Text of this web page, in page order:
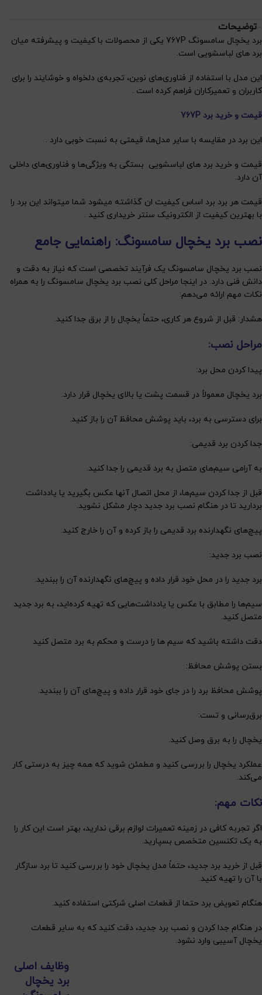
توضیحات
برد یخچال سامسونگ 767P یکی از محصولات با کیفیت و پیشرفته میان
برد های لباسشویی است.
این مدل با استفاده از فناوری‌های نوین، تجربه‌ی دلخواه و خوشایند را برای
کاربران و تعمیرکاران فراهم کرده است .
قیمت و خرید برد 767P
این برد در مقایسه با سایر مدل‌ها، قیمتی به نسبت خوبی دارد .
قیمت و خرید برد های لباسشویی بستگی به ویژگی‌ها و فناوری‌های داخلی
آن دارد.
قیمت هر برد برد اساس کیفیت ان گذاشته میشود شما میتواند این برد را
با بهترین کیفیت از الکترونیک سنتر خریداری کنید .
نصب برد یخچال سامسونگ: راهنمایی جامع
نصب برد یخچال سامسونگ یک فرآیند تخصصی است که نیاز به دقت و
دانش فنی دارد. در اینجا مراحل کلی نصب برد یخچال سامسونگ را به همراه
نکات مهم ارائه می‌دهم:
هشدار: قبل از شروع هر کاری، حتماً یخچال را از برق جدا کنید.
مراحل نصب:
پیدا کردن محل برد:
برد یخچال معمولاً در قسمت پشت یا بالای یخچال قرار دارد.
برای دسترسی به برد، باید پوشش محافظ آن را باز کنید.
جدا کردن برد قدیمی:
به آرامی سیم‌های متصل به برد قدیمی را جدا کنید.
قبل از جدا کردن سیم‌ها، از محل اتصال آنها عکس بگیرید یا یادداشت
بردارید تا در هنگام نصب برد جدید دچار مشکل نشوید.
پیچ‌های نگهدارنده برد قدیمی را باز کرده و آن را خارج کنید.
نصب برد جدید:
برد جدید را در محل خود قرار داده و پیچ‌های نگهدارنده آن را ببندید.
سیم‌ها را مطابق با عکس یا یادداشت‌هایی که تهیه کرده‌اید، به برد جدید
متصل کنید.
دقت داشته باشید که سیم ها را درست و محکم به برد متصل کنید
بستن پوشش محافظ:
پوشش محافظ برد را در جای خود قرار داده و پیچ‌های آن را ببندید.
برق‌رسانی و تست:
یخچال را به برق وصل کنید.
عملکرد یخچال را بررسی کنید و مطمئن شوید که همه چیز به درستی کار
می‌کند.
نکات مهم:
اگر تجربه کافی در زمینه تعمیرات لوازم برقی ندارید، بهتر است این کار را
به یک تکنسین متخصص بسپارید.
قبل از خرید برد جدید، حتماً مدل یخچال خود را بررسی کنید تا برد سازگار
با آن را تهیه کنید.
هنگام تعویض برد حتما از قطعات اصلی شرکتی استفاده کنید.
در هنگام جدا کردن و نصب برد جدید، دقت کنید که به سایر قطعات
یخچال آسیبی وارد نشود.
وظایف اصلی
برد یخچال